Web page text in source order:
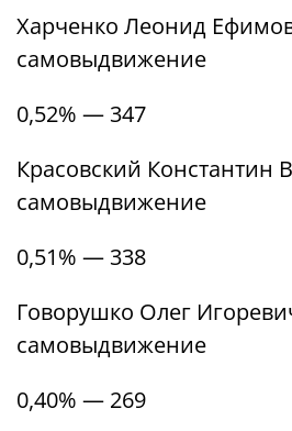
Харченко Леонид
самовыдвижение
0,52% — 347
Красовский Константин
самовыдвижение
0,51% — 338
Говорушко Олег
самовыдвижение
0,40% — 269